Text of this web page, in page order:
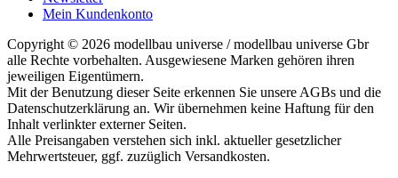
Mein Kundenkonto
Copyright © 2026 modellbau universe / modellbau universe Gbr
alle Rechte vorbehalten. Ausgewiesene Marken gehören ihren
jeweiligen Eigentümern.
Mit der Benutzung dieser Seite erkennen Sie unsere AGBs und die
Datenschutzerklärung an. Wir übernehmen keine Haftung für den
Inhalt verlinkter externer Seiten.
Alle Preisangaben verstehen sich inkl. aktueller gesetzlicher
Mehrwertsteuer, ggf. zuzüglich Versandkosten.